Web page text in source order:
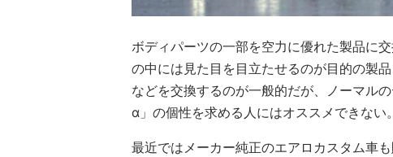
ボディパーツの一部を空力に優れた製品に
の中には見た目を目立たせるのが目的の製
などを交換するのが一般的だが、ノーマル
α」の個性を求める人にはオススメできない。
最近ではメーカー純正のエアロカスタム車